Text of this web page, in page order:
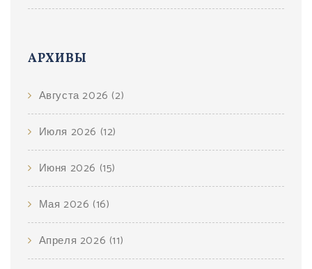
АРХИВЫ
Августа 2026 (2)
Июля 2026 (12)
Июня 2026 (15)
Мая 2026 (16)
Апреля 2026 (11)